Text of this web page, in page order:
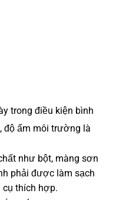
trong điều kiện bình
độ ẩm môi trường là
như bột, màng sơn
phải được làm sạch
thích hợp.